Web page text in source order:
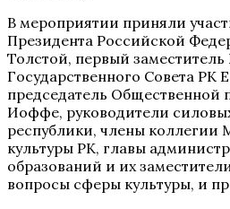
В мероприятии приняли
Президента Российской
Толстой, первый заместитель
Государственного Совета РК
председатель Общественной
Иоффе, руководители
республики, члены коллегии
культуры РК, главы
образований и их
вопросы сферы культуры, и